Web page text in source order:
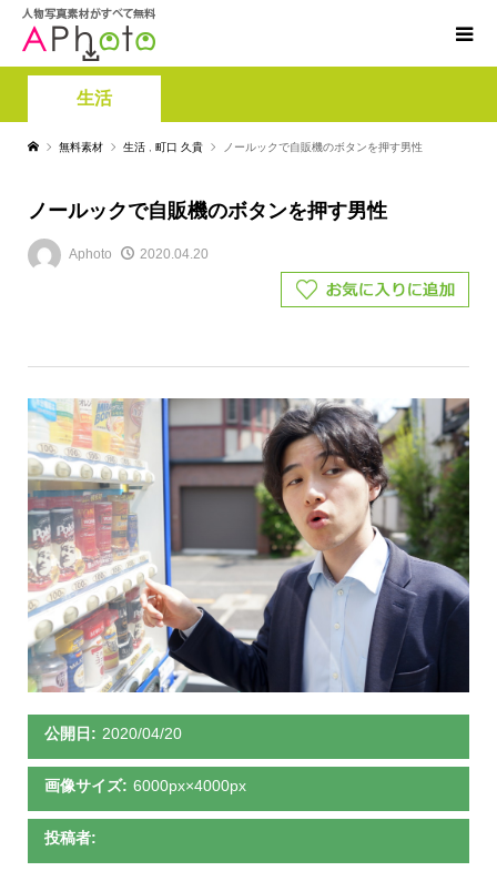
生活
無料素材 生活 町口 久貴 ノールックで自販機のボタンを押す男性
ノールックで自販機のボタンを押す男性
Aphoto 2020.04.20
公開日: 2020/04/20
画像サイズ: 6000px×4000px
投稿者: